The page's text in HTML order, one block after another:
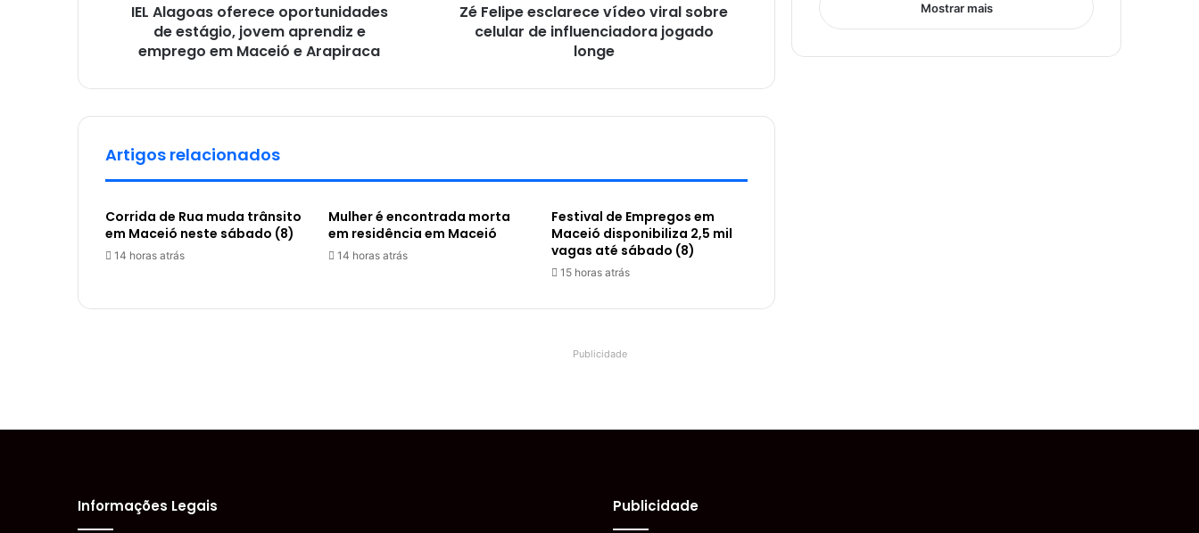
IEL Alagoas oferece oportunidades
de estágio, jovem aprendiz e
emprego em Maceió e Arapiraca
Zé Felipe esclarece vídeo viral sobre
celular de influenciadora jogado
longe
Artigos relacionados
Corrida de Rua muda trânsito
em Maceió neste sábado (8)
14 horas atrás
Mulher é encontrada morta
em residência em Maceió
14 horas atrás
Festival de Empregos em
Maceió disponibiliza 2,5 mil
vagas até sábado (8)
15 horas atrás
Mostrar mais
Publicidade
Informações Legais Publicidade